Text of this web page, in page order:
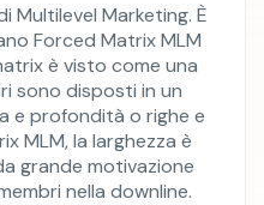
Multilevel Marketing. È
Forced Matrix MLM
è visto come una
sono disposti in un
e profondità o righe e
MLM, la larghezza è
grande motivazione
nella downline.